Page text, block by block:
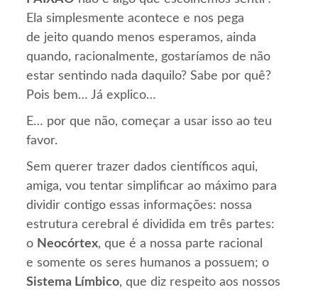
Ela simplesmente acontece e nos pega
de jeito quando menos esperamos, ainda
quando, racionalmente, gostaríamos de não
estar sentindo nada daquilo? Sabe por quê?
Pois bem… Já explico…
E… por que não, começar a usar isso ao teu
favor.
Sem querer trazer dados científicos aqui,
amiga, vou tentar simplificar ao máximo para
dividir contigo essas informações: nossa
estrutura cerebral é dividida em três partes:
o Neocórtex, que é a nossa parte racional
e somente os seres humanos a possuem; o
Sistema Límbico, que diz respeito aos nossos